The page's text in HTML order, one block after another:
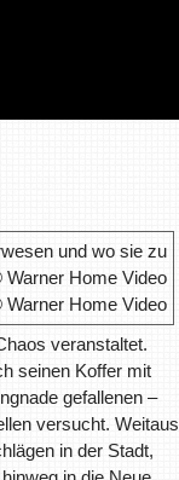
Warner Home Video
veranstaltet.
seinen Koffer mit
gefallenen –
versucht. Weitaus
in der Stadt,